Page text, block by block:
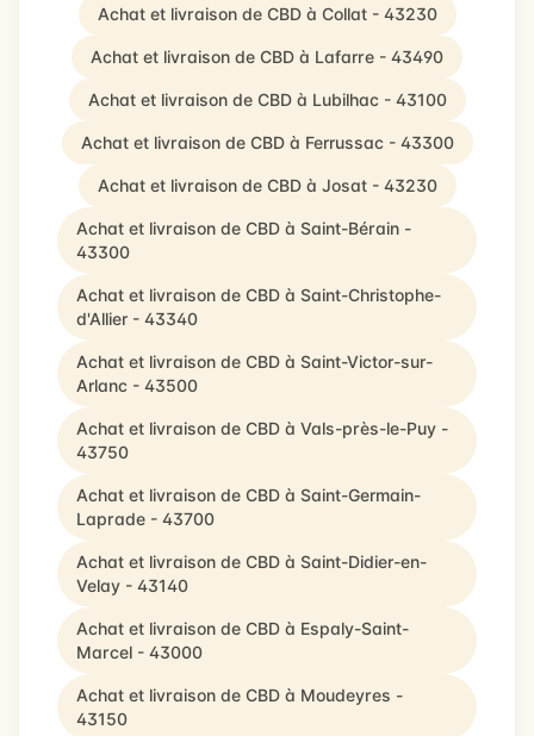
Achat et livraison de CBD à Collat - 43230
Achat et livraison de CBD à Lafarre - 43490
Achat et livraison de CBD à Lubilhac - 43100
Achat et livraison de CBD à Ferrussac - 43300
Achat et livraison de CBD à Josat - 43230
Achat et livraison de CBD à Saint-Bérain -
43300
Achat et livraison de CBD à Saint-Christophe-
d'Allier - 43340
Achat et livraison de CBD à Saint-Victor-sur-
Arlanc - 43500
Achat et livraison de CBD à Vals-près-le-Puy -
43750
Achat et livraison de CBD à Saint-Germain-
Laprade - 43700
Achat et livraison de CBD à Saint-Didier-en-
Velay - 43140
Achat et livraison de CBD à Espaly-Saint-
Marcel - 43000
Achat et livraison de CBD à Moudeyres -
43150